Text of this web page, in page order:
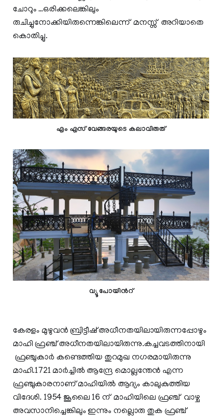
ചോറും …ഒരിക്കലെങ്കിലും
രുചിച്ചുനോക്കിയിരുന്നെങ്കിലെന്ന് മനസ്സ് അറിയാതെ
കൊതിച്ചു.
എം എസ് വേങ്ങരയുടെ കലാവിരുത്
വ്യൂ പോയിന്‍റ്
കേരളം മുഴുവൻ ബ്രിട്ടീഷ് അധീനതയിലായിരുന്നപ്പോഴും
മാഹി ഫ്രഞ്ച് അധീനതയിലായിരുന്നു.കച്ചവടത്തിനായി
ഫ്രഞ്ചുകാർ കണ്ടെത്തിയ തുറമുഖ നഗരമായിരുന്നു
മാഹി.1721 മാർച്ചിൽ ആന്ദ്രേ മൊല്ലന്തേൻ എന്ന
ഫ്രഞ്ചുകാരനാണ് മാഹിയിൽ ആദ്യം കാലുകുത്തിയ
വിദേശി. 1954 ജൂലൈ 16 ന് മാഹിയിലെ ഫ്രഞ്ച് വാഴ്ച
അവസാനിച്ചെങ്കിലും ഇന്നും നല്ലൊരു തുക ഫ്രഞ്ച്